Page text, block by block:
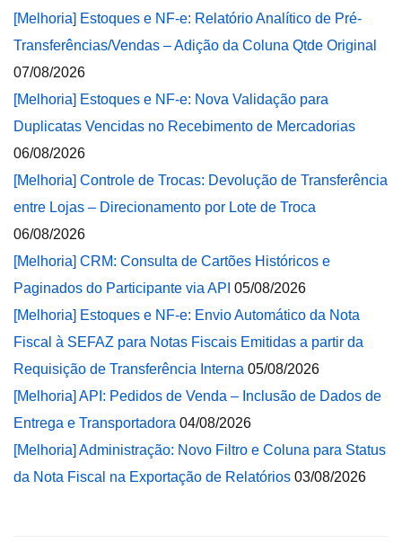
[Melhoria] Estoques e NF-e: Relatório Analítico de Pré-
Transferências/Vendas – Adição da Coluna Qtde Original
07/08/2026
[Melhoria] Estoques e NF-e: Nova Validação para
Duplicatas Vencidas no Recebimento de Mercadorias
06/08/2026
[Melhoria] Controle de Trocas: Devolução de Transferência
entre Lojas – Direcionamento por Lote de Troca
06/08/2026
[Melhoria] CRM: Consulta de Cartões Históricos e
Paginados do Participante via API 05/08/2026
[Melhoria] Estoques e NF-e: Envio Automático da Nota
Fiscal à SEFAZ para Notas Fiscais Emitidas a partir da
Requisição de Transferência Interna 05/08/2026
[Melhoria] API: Pedidos de Venda – Inclusão de Dados de
Entrega e Transportadora 04/08/2026
[Melhoria] Administração: Novo Filtro e Coluna para Status
da Nota Fiscal na Exportação de Relatórios 03/08/2026